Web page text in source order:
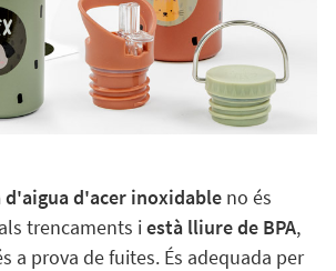
d'acer inoxidableno és
trencaments iestà lliure de BPA,
a prova de fuites. És adequada per